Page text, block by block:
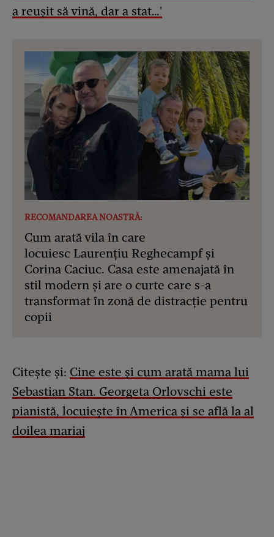
a reușit să vină, dar a stat…'
RECOMANDAREA NOASTRĂ:
Cum arată vila în care
locuiesc Laurențiu Reghecampf și
Corina Caciuc. Casa este amenajată în
stil modern și are o curte care s-a
transformat în zonă de distracție pentru
copii
Citește și: Cine este și cum arată mama lui
Sebastian Stan. Georgeta Orlovschi este
pianistă, locuiește în America și se află la al
doilea mariaj